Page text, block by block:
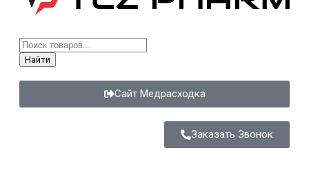
Найти
Сайт Медрасходка
Заказать Звонок